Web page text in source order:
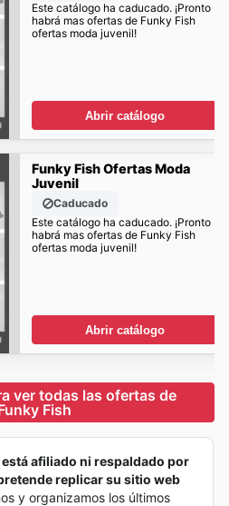
Este catálogo ha caducado. ¡Pronto
habrá mas ofertas de Funky Fish
ofertas moda juvenil!
Abrir catálogo
Funky Fish Ofertas Moda
Juvenil
Caducado
Este catálogo ha caducado. ¡Pronto
habrá mas ofertas de Funky Fish
ofertas moda juvenil!
Abrir catálogo
ver todas las ofertas de
Fish
afiliado ni respaldado por
replicar su sitio web
y organizamos los últimos